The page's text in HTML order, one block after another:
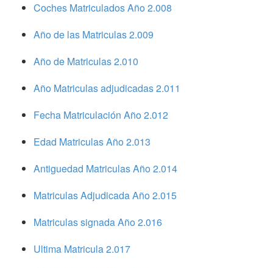
Coches Matriculados Año 2.008
Año de las Matriculas 2.009
Año de Matriculas 2.010
Año Matriculas adjudicadas 2.011
Fecha Matriculación Año 2.012
Edad Matriculas Año 2.013
Antiguedad Matriculas Año 2.014
Matriculas Adjudicada Año 2.015
Matriculas signada Año 2.016
Ultima Matricula 2.017